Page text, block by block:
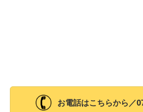
お電話はこちらから／